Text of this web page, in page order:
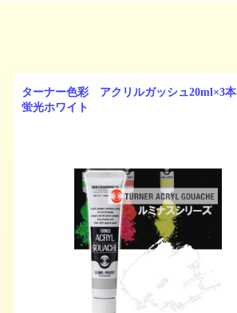
ターナー色彩 アクリルガッシュ20ml×3
蛍光ホワイト